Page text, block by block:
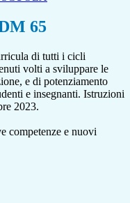
65
di tutti i cicli
volti a sviluppare le
e di potenziamento
e insegnanti. Istruzioni
2023.
competenze e nuovi